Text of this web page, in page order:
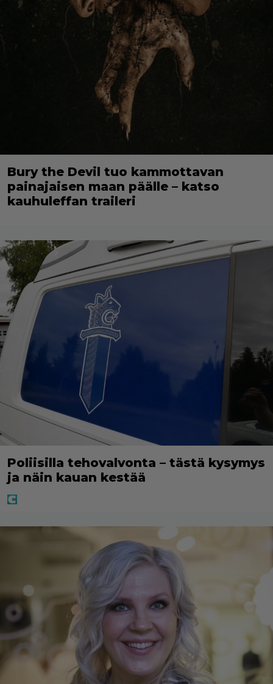
Bury the Devil tuo kammottavan
painajaisen maan päälle – katso
kauhuleffan traileri
Poliisilla tehovalvonta – tästä kysymys
ja näin kauan kestää